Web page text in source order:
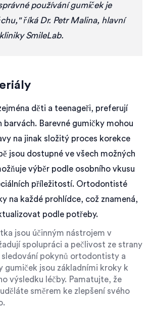
používání gumiček je
říká Dr. Petr Malina, hlavní
SmileLab.
děti a teenageři, preferují
barvách. Barevné gumičky mohou
na jinak složitý proces korekce
jsou dostupné ve všech možných
výběr podle osobního vkusu
příležitostí. Ortodontisté
na každé prohlídce, což znamená,
podle potřeby.
jsou účinným nástrojem v
spolupráci a pečlivost ze strany
sledování pokynů ortodontisty a
gumiček jsou základními kroky k
výsledku léčby. Pamatujte, že
směrem ke zlepšení svého